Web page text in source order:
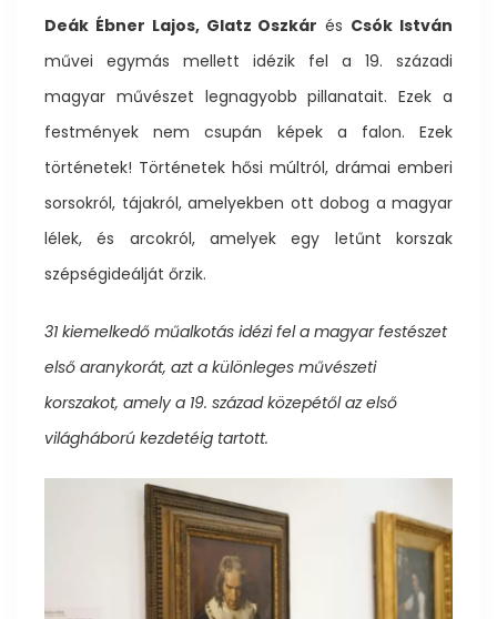
Deák Ébner Lajos, Glatz Oszkár és Csók István
művei egymás mellett idézik fel a 19. századi
magyar művészet legnagyobb pillanatait. Ezek a
festmények nem csupán képek a falon. Ezek
történetek! Történetek hősi múltról, drámai emberi
sorsokról, tájakról, amelyekben ott dobog a magyar
lélek, és arcokról, amelyek egy letűnt korszak
szépségideálját őrzik.
31 kiemelkedő műalkotás idézi fel a magyar festészet
első aranykorát, azt a különleges művészeti
korszakot, amely a 19. század közepétől az első
világháború kezdetéig tartott.